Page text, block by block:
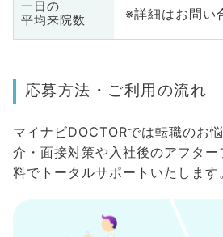
一日の
平均来院数
※詳細はお問い
応募方法・ご利用の流れ
マイナビDOCTORでは転職のお
介・面接対策や入社後のアフタ
料でトータルサポートいたします